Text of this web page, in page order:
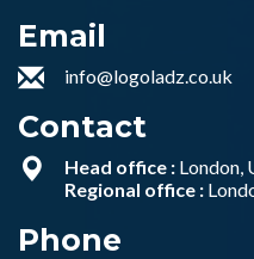
Email
info@logoladz.co.uk
Contact
Head office : London,
Regional office :
Phone